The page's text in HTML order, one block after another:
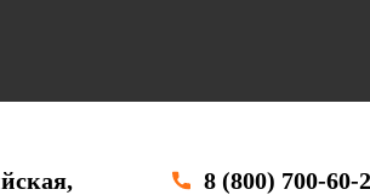
8 (800) 700-60-